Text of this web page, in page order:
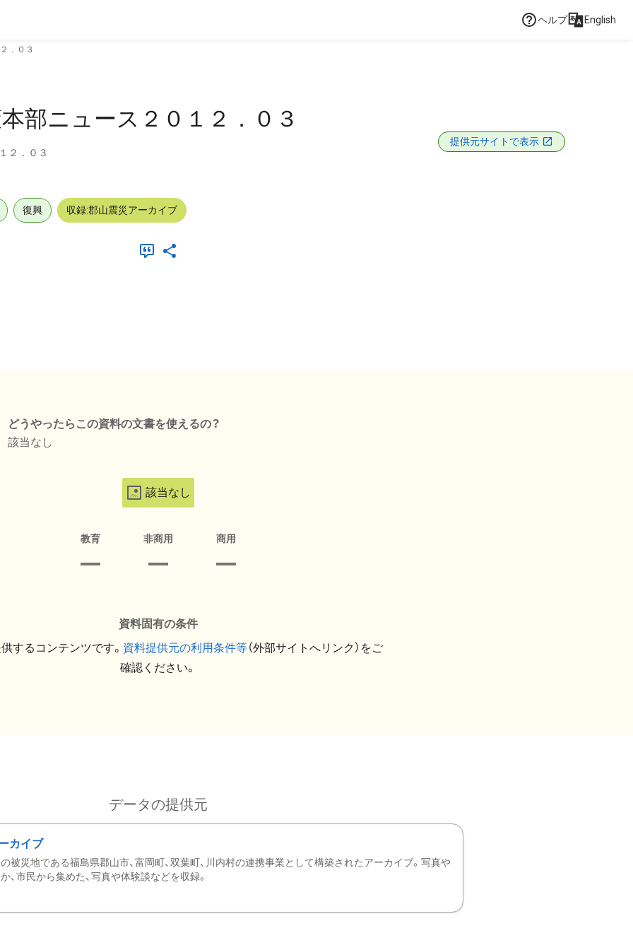
ヘルプ English
．０３
部ニュース２０１２．０３
２．０３
提供元サイトで表示
復興 収録:郡山震災アーカイブ
どうやったらこの資料の文書を使えるの？
該当なし
該当なし
教育 非商用 商用
資料固有の条件
するコンテンツです。 資料提供元の利用条件等（外部サイトへリンク）をご
確認ください。
データの提供元
カイブ
被災地である福島県郡山市、富岡町、双葉町、川内村の連携事業として構築されたアーカイブ。写真や
、市民から集めた、写真や体験談などを収録。